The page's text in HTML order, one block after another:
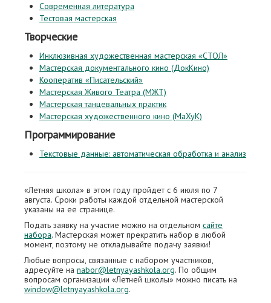
Современная литература
Тестовая мастерская
Творческие
Инклюзивная художественная мастерская «СТОЛ»
Мастерская документального кино (ДокКино)
Кооператив «Писательский»
Мастерская Живого Театра (МЖТ)
Мастерская танцевальных практик
Мастерская художественного кино (МаХуК)
Программирование
Текстовые данные: автоматическая обработка и анализ
«Летняя школа» в этом году пройдет с 6 июля по 7
августа. Сроки работы каждой отдельной мастерской
указаны на ее странице.
Подать заявку на участие можно на отдельном сайте
набора. Мастерская может прекратить набор в любой
момент, поэтому не откладывайте подачу заявки!
Любые вопросы, связанные с набором участников,
адресуйте на nabor@letnyayashkola.org. По общим
вопросам организации «Летней школы» можно писать на
window@letnyayashkola.org.